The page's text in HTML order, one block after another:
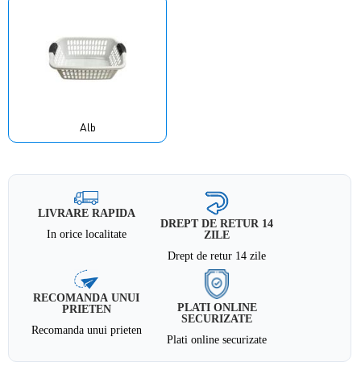
Alb
LIVRARE RAPIDA
In orice localitate
DREPT DE RETUR 14
ZILE
Drept de retur 14 zile
RECOMANDA UNUI
PRIETEN
Recomanda unui prieten
PLATI ONLINE
SECURIZATE
Plati online securizate